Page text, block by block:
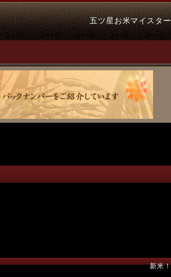
五ツ星お米マイスタ
新米